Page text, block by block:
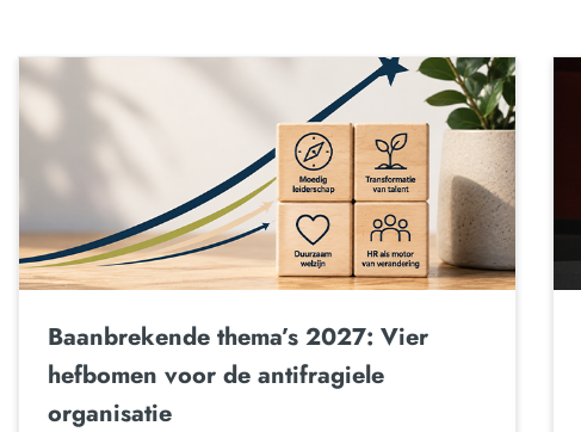
Baanbrekende thema’s 2027: Vier
hefbomen voor de antifragiele
organisatie